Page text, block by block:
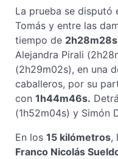
La prueba se disputó
Tomás y entre las
tiempo de 2h28m28s
Alejandra Pirali
(2h29m02s), en una
caballeros, por su
con 1h44m46s.
(1h52m04s) y Simón
En los 15 kilómetros,
Franco Nicolás